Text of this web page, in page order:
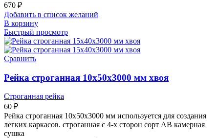
670 ₽
Добавить в список желаний
В корзину
Быстрый просмотр
Сравнить
Рейка строганная 10х50х3000 мм хвоя
Строганная рейка
60 ₽
Рейка строганная 10х50х3000 мм используется для создания
легких каркасов. строганная с 4-х сторон сорт АВ камерная
сушка